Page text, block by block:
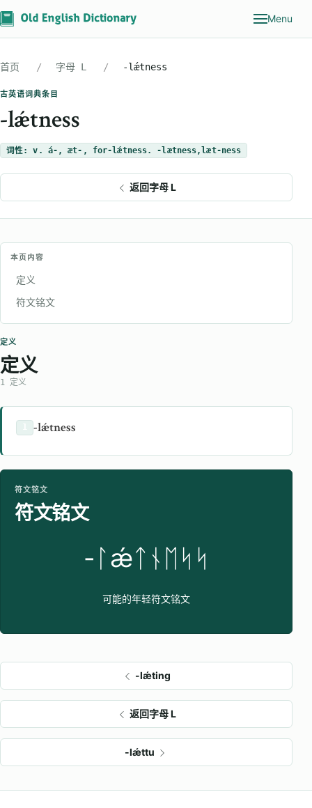
Menu
首页 字母 L -lǽtness
古英语词典条目
-lǽtness
词性: v. á-, æt-, for-lǽtness. -lætness,læt-ness
返回字母 L
本页内容
定义
符文铭文
定义
定义
1 定义
-lǽtness
符文铭文
符文铭文
-ᛚǽᛏᚾᛖᛋᛋ
可能的年轻符文铭文
-lǽting
返回字母 L
-lǽttu